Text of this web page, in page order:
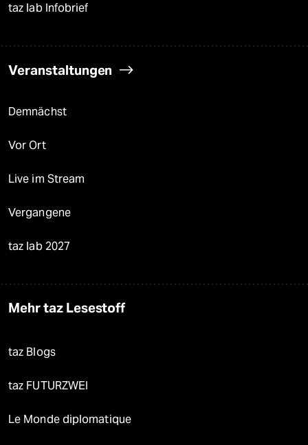
taz lab Infobrief
Veranstaltungen
Demnächst
Vor Ort
Live im Stream
Vergangene
taz lab 2027
Mehr taz Lesestoff
taz Blogs
taz FUTURZWEI
Le Monde diplomatique